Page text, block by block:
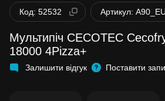
Код: 52532 Артикул:
Мультипіч CECOTEC
18000 4Pizza+
Залишити відгук Поставити